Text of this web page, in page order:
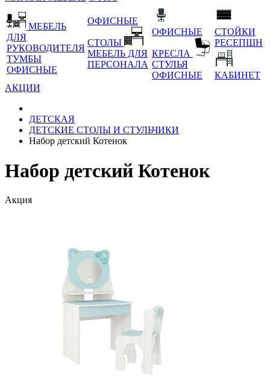
МЕБЕЛЬ
ДЛЯ
РУКОВОДИТЕЛЯ
ТУМБЫ
ОФИСНЫЕ
ОФИСНЫЕ
СТОЛЫ
МЕБЕЛЬ ДЛЯ
ПЕРСОНАЛА
ОФИСНЫЕ
КРЕСЛА
СТУЛЬЯ
ОФИСНЫЕ
СТОЙКИ
РЕСЕПШН
КАБИНЕТ
АКЦИИ
ДЕТСКАЯ
ДЕТСКИЕ СТОЛЫ И СТУЛЬЧИКИ
Набор детский Котенок
Набор детский Котенок
Акция